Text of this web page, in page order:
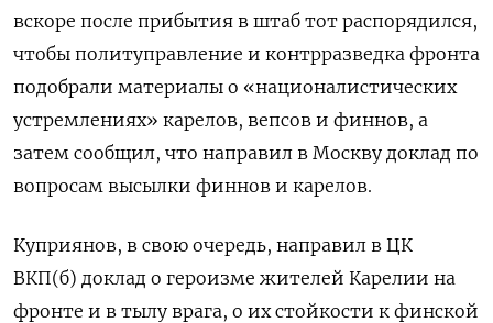
вскоре после прибытия в штаб тот распорядился,
чтобы политуправление и контрразведка фронта
подобрали материалы о «националистических
устремлениях» карелов, вепсов и финнов, а
затем сообщил, что направил в Москву доклад по
вопросам высылки финнов и карелов.
Куприянов, в свою очередь, направил в ЦК
ВКП(б) доклад о героизме жителей Карелии на
фронте и в тылу врага, о их стойкости к финской